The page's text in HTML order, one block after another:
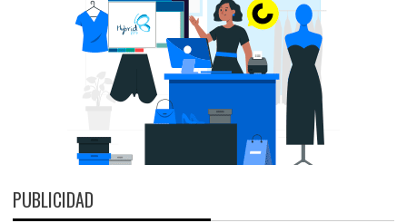
PUBLICIDAD